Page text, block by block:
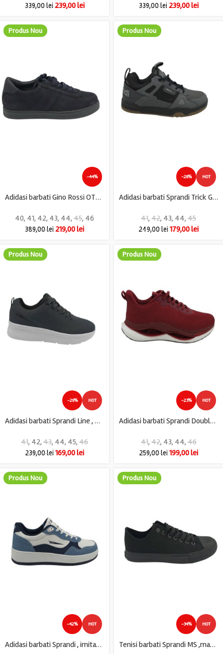
339,00lei 239,00lei 339,00lei 239,00lei
Produs Nou
-44%
Adidasi barbati Gino Rossi OTSEGO , piele intoarsa, bleumarin
40, 41, 42, 43, 44, 45, 46
389,00lei219,00lei
Produs Nou
-28% HOT
Adidasi barbati Sprandi Trick Grey , imitatie de piele, negru gri
41, 42, 43, 44, 45
249,00lei 179,00lei
Produs Nou
-29% HOT
Adidasi barbati Sprandi Line , material textil, gri
41, 42, 43, 44, 45, 46
239,00lei 169,00lei
Produs Nou
-23% HOT
Adidasi barbati Sprandi Double Jump, material textil, visiniu
41,42, 43, 44,46
259,00lei 199,00lei
Produs Nou
-42% HOT
Adidasi barbati Sprandi , imitatie de piele, material textil, alb albastru
Produs Nou
-34% HOT
Tenisi barbati Sprandi MS ,material textil , negru